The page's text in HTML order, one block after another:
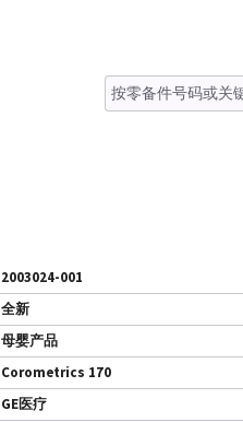
2003024-001
全新
母婴产品
Corometrics 170
GE医疗